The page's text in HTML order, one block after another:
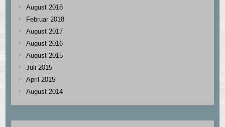
August 2018
Februar 2018
August 2017
August 2016
August 2015
Juli 2015
April 2015
August 2014